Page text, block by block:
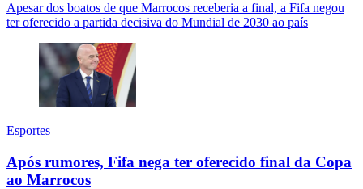
Apesar dos boatos de que Marrocos receberia a final, a Fifa negou
ter oferecido a partida decisiva do Mundial de 2030 ao país
Esportes
Após rumores, Fifa nega ter oferecido final da Copa
ao Marrocos